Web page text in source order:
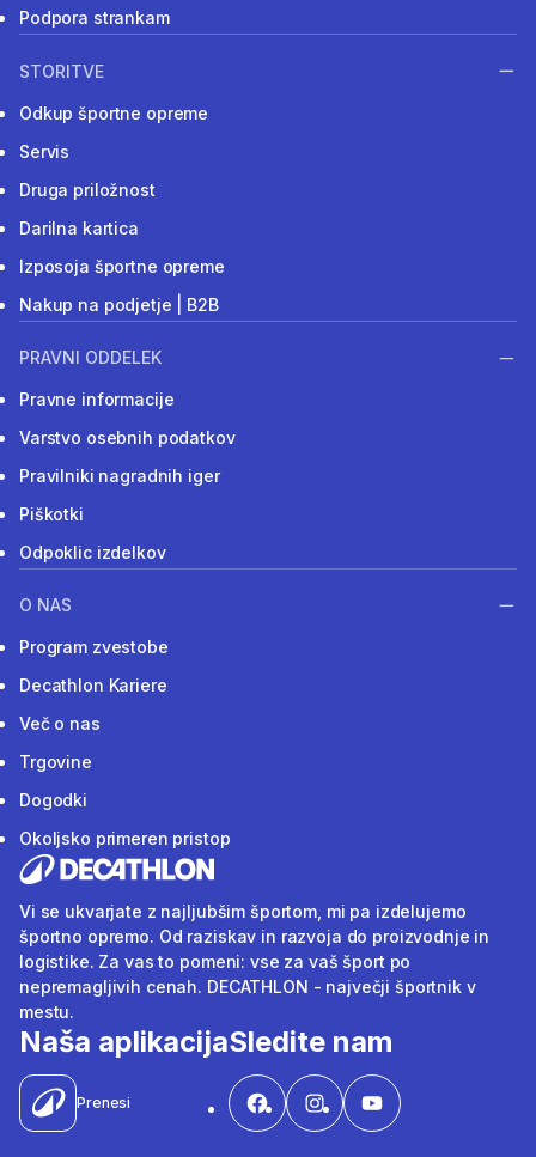
Podpora strankam
STORITVE
Odkup športne opreme
Servis
Druga priložnost
Darilna kartica
Izposoja športne opreme
Nakup na podjetje | B2B
PRAVNI ODDELEK
Pravne informacije
Varstvo osebnih podatkov
Pravilniki nagradnih iger
Piškotki
Odpoklic izdelkov
O NAS
Program zvestobe
Decathlon Kariere
Več o nas
Trgovine
Dogodki
Okoljsko primeren pristop
Vi se ukvarjate z najljubšim športom, mi pa izdelujemo
športno opremo. Od raziskav in razvoja do proizvodnje in
logistike. Za vas to pomeni: vse za vaš šport po
nepremagljivih cenah. DECATHLON - največji športnik v
mestu.
Naša aplikacija
Prenesi
Sledite nam